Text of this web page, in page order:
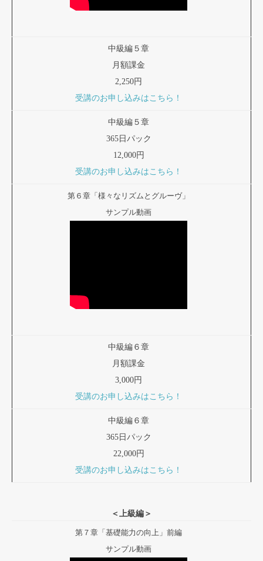
中級編５章
月額課金
2,250円
受講のお申し込みはこちら！
中級編５章
365日パック
12,000円
受講のお申し込みはこちら！
第６章「様々なリズムとグルーヴ」
サンプル動画
中級編６章
月額課金
3,000円
受講のお申し込みはこちら！
中級編６章
365日パック
22,000円
受講のお申し込みはこちら！
＜上級編＞
第７章「基礎能力の向上」前編
サンプル動画